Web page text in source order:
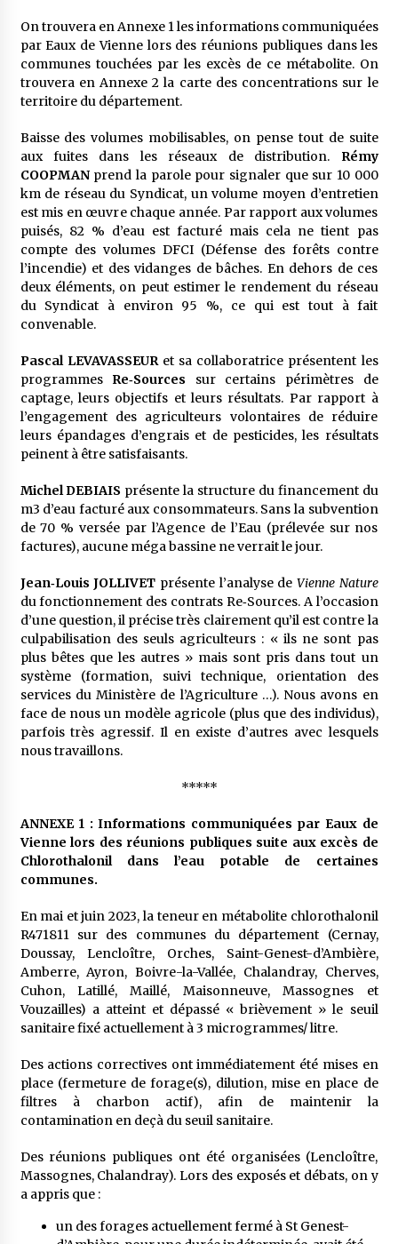
On trouvera en Annexe 1 les informations communiquées
par Eaux de Vienne lors des réunions publiques dans les
communes touchées par les excès de ce métabolite. On
trouvera en Annexe 2 la carte des concentrations sur le
territoire du département.
Baisse des volumes mobilisables, on pense tout de suite
aux fuites dans les réseaux de distribution. Rémy
COOPMANprend la parole pour signaler que sur 10 000
km de réseau du Syndicat, un volume moyen d’entretien
est mis en œuvre chaque année. Par rapport aux volumes
puisés, 82 % d’eau est facturé mais cela ne tient pas
compte des volumes DFCI (Défense des forêts contre
l’incendie) et des vidanges de bâches. En dehors de ces
deux éléments, on peut estimer le rendement du réseau
du Syndicat à environ 95 %, ce qui est tout à fait
convenable.
Pascal LEVAVASSEURet sa collaboratrice présentent les
programmes Re‐Sources sur certains périmètres de
captage, leurs objectifs et leurs résultats. Par rapport à
l’engagement des agriculteurs volontaires de réduire
leurs épandages d’engrais et de pesticides, les résultats
peinent à être satisfaisants.
Michel DEBIAIS présente la structure du financement du
m3 d’eau facturé aux consommateurs. Sans la subvention
de 70 % versée par l’Agence de l’Eau (prélevée sur nos
factures), aucune méga bassine ne verrait le jour.
Jean‐Louis JOLLIVET présente l’analyse de Vienne Nature
du fonctionnement des contrats Re‐Sources. A l’occasion
d’une question, il précise très clairement qu’il est contre la
culpabilisation des seuls agriculteurs : « ils ne sont pas
plus bêtes que les autres » mais sont pris dans tout un
système (formation, suivi technique, orientation des
services du Ministère de l’Agriculture …). Nous avons en
face de nous un modèle agricole (plus que des individus),
parfois très agressif. Il en existe d’autres avec lesquels
nous travaillons.
*****
ANNEXE 1 : Informations communiquées par Eaux de
Vienne lors des réunions publiques suite aux excès de
Chlorothalonil dans l’eau potable de certaines
communes.
En mai et juin 2023, la teneur en métabolite chlorothalonil
R471811 sur des communes du département (Cernay,
Doussay, Lencloître, Orches, Saint-Genest-d’Ambière,
Amberre, Ayron, Boivre-la-Vallée, Chalandray, Cherves,
Cuhon, Latillé, Maillé, Maisonneuve, Massognes et
Vouzailles) a atteint et dépassé « brièvement » le seuil
sanitaire fixé actuellement à 3 microgrammes/ litre.
Des actions correctives ont immédiatement été mises en
place (fermeture de forage(s), dilution, mise en place de
filtres à charbon actif), afin de maintenir la
contamination en deçà du seuil sanitaire.
Des réunions publiques ont été organisées (Lencloître,
Massognes, Chalandray). Lors des exposés et débats, on y
a appris que :
un des forages actuellement fermé à St Genest-